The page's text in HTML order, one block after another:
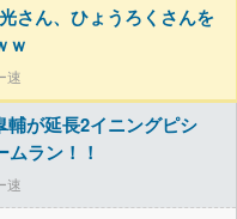
さん、ひょうろくさんを
ｗ
速
が延長2イニングピシ
ラン！！
速